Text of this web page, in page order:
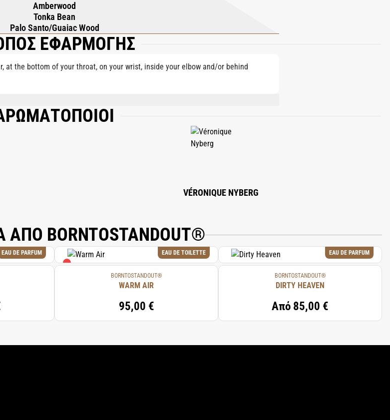
Amberwood
Tonka Bean
Palo Santo/Guaiac Wood
ΕΦΑΡΜΟΓΗΣ
at the bottom of your throat, on your wrist, inside your elbow and/or behind
EUGENOL, LINALOOL, LIMONENE, BENZYL BENZOATE, GERANIOL, CITRAL, CINNAMAL,
CINNAMYL ALCOHOL.
VÉRONIQUE NYBERG
ΑΠΟ BORNTOSTANDOUT®
EAU DE PARFUM EAU DE TOILETTE
BORNTOSTANDOUT®
WARM AIR
95,00 €
EAU DE PARFUM
BORNTOSTANDOUT®
DIRTY HEAVEN
Από 85,00 €